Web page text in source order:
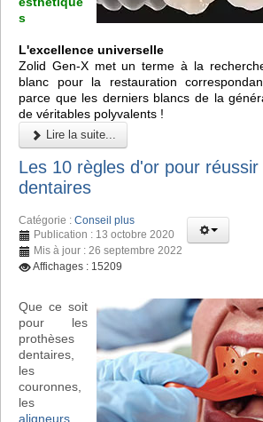
s
L'excellence universelle
Zolid Gen-X met un terme à la
blanc pour la restauration
parce que les derniers blancs de la
de véritables polyvalents !
Lire la suite...
Les 10 règles d'or pour
dentaires
Catégorie : Conseil plus
Publication : 13 octobre 2020
Mis à jour : 26 septembre 2022
Affichages : 15209
Que ce soit
pour les
prothèses
dentaires,
les
couronnes,
les
aligneurs